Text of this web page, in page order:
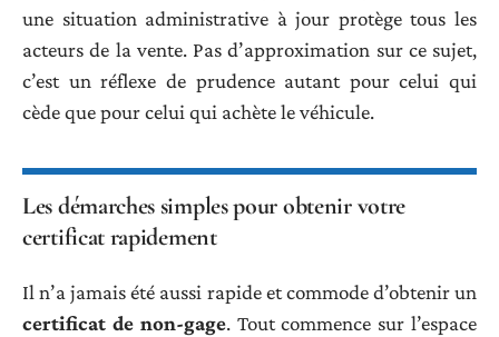
une situation administrative à jour protège tous les
acteurs de la vente. Pas d’approximation sur ce sujet,
c’est un réflexe de prudence autant pour celui qui
cède que pour celui qui achète le véhicule.
Les démarches simples pour obtenir votre
certificat rapidement
Il n’a jamais été aussi rapide et commode d’obtenir un
certificat de non-gage. Tout commence sur l’espace